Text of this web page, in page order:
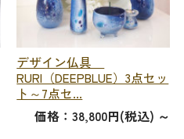
デザイン仏具
RURI（DEEPBLUE）3点セッ
ト～7点セ...
価格：38,800円(税込) ～